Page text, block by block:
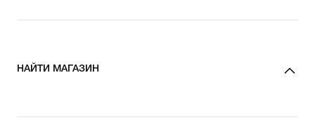
НАЙТИ МАГАЗИН